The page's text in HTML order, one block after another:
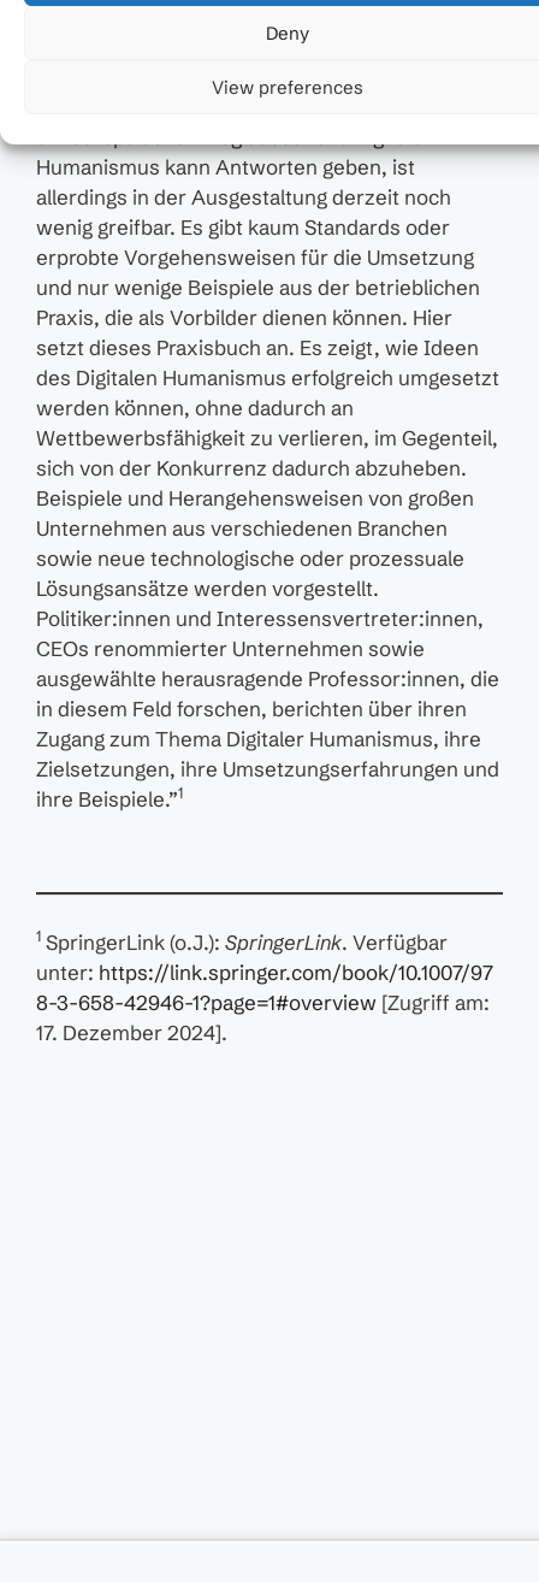
Deny
View preferences
firmenzentrierten Weg noch den
staatszentrierten, asiatischen Weg der
Digitalisierung beschreiten können.Wie aber kann
Humanismus kann Antworten geben, ist
allerdings in der Ausgestaltung derzeit noch
wenig greifbar. Es gibt kaum Standards oder
erprobte Vorgehensweisen für die Umsetzung
und nur wenige Beispiele aus der betrieblichen
Praxis, die als Vorbilder dienen können. Hier
setzt dieses Praxisbuch an. Es zeigt, wie Ideen
des Digitalen Humanismus erfolgreich umgesetzt
werden können, ohne dadurch an
Wettbewerbsfähigkeit zu verlieren, im Gegenteil,
sich von der Konkurrenz dadurch abzuheben.
Beispiele und Herangehensweisen von großen
Unternehmen aus verschiedenen Branchen
sowie neue technologische oder prozessuale
Lösungsansätze werden vorgestellt.
Politiker:innen und Interessensvertreter:innen,
CEOs renommierter Unternehmen sowie
ausgewählte herausragende Professor:innen, die
in diesem Feld forschen, berichten über ihren
Zugang zum Thema Digitaler Humanismus, ihre
Zielsetzungen, ihre Umsetzungserfahrungen und
ihre Beispiele.”1
1 SpringerLink (o.J.): SpringerLink. Verfügbar
unter: https://link.springer.com/book/10.1007/97
8-3-658-42946-1?page=1#overview [Zugriff am:
17. Dezember 2024].